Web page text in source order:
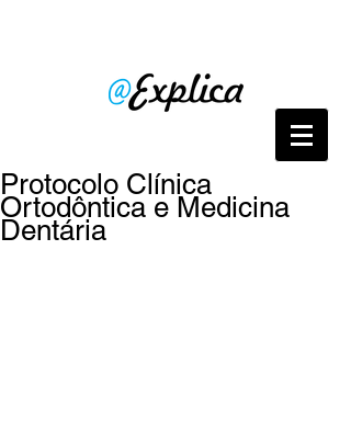
Protocolo Clínica
Ortodôntica e Medicina
Dentária